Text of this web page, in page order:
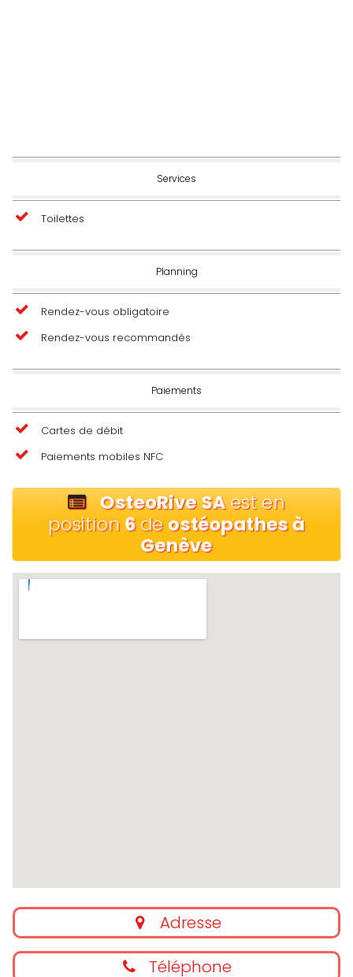
Services
Toilettes
Planning
Rendez-vous obligatoire
Rendez-vous recommandés
Paiements
Cartes de débit
Paiements mobiles NFC
OsteoRive SAest en
position 6deostéopathes à
Genève
Adresse
Téléphone